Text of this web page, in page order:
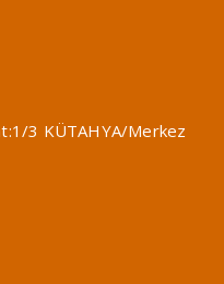
3 KÜTAHYA/Merkez